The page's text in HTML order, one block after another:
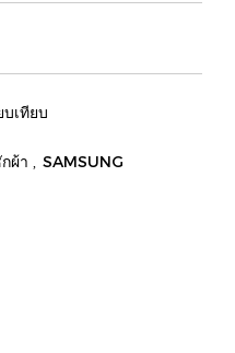
บเทียบ
ผ้า , SAMSUNG